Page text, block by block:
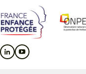
au
contenu
principal
au
menu
principal
au
pied
de